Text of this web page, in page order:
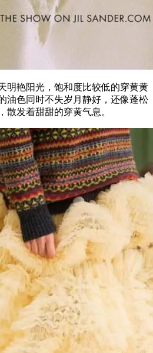
艳阳光，饱和度比较低的穿黄黄
油色同时不失岁月静好，还像蓬松
散发着甜甜的穿黄气息。